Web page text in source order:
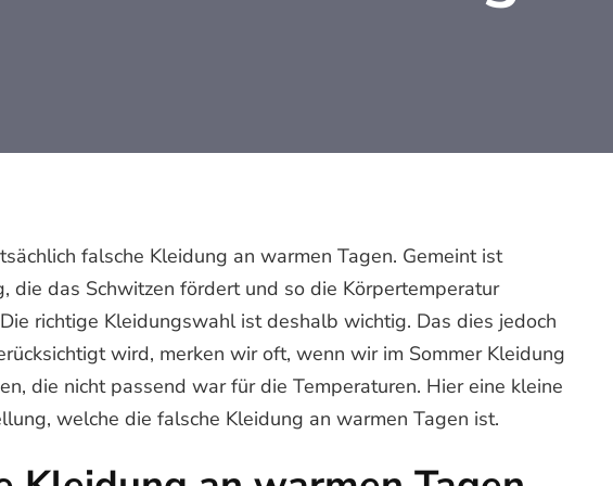
falsche Kleidung an warmen Tagen. Gemeint ist
die das Schwitzen fördert und so die Körpertemperatur
richtige Kleidungswahl ist deshalb wichtig. Das dies jedoch
wird, merken wir oft, wenn wir im Sommer Kleidung
die nicht passend war für die Temperaturen. Hier eine kleine
welche die falsche Kleidung an warmen Tagen ist.